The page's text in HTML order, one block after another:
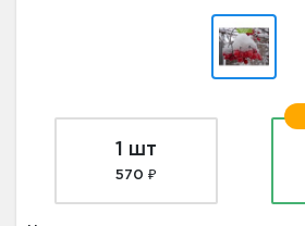
1 шт
570 ₽